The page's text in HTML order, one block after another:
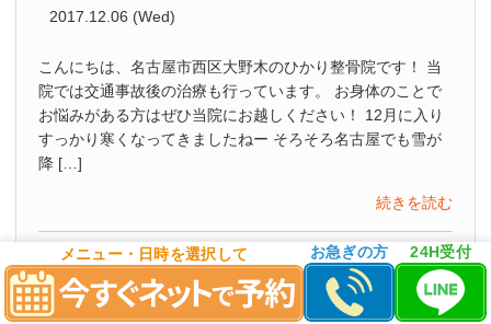
2017.12.06 (Wed)
こんにちは、名古屋市西区大野木のひかり整骨院です！ 当
院では交通事故後の治療も行っています。 お身体のことで
お悩みがある方はぜひ当院にお越しください！ 12月に入り
すっかり寒くなってきましたねー そろそろ名古屋でも雪が
降 […]
続きを読む
スタッフ紹介♬
メニュー・日時を選択して お急ぎの方 24H受付